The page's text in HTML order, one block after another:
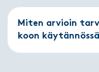
Miten arvioin
koon